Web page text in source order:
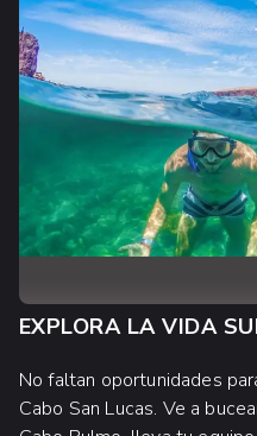
EXPLORA LA VIDA
No faltan oportunidades
Cabo San Lucas. Ve a